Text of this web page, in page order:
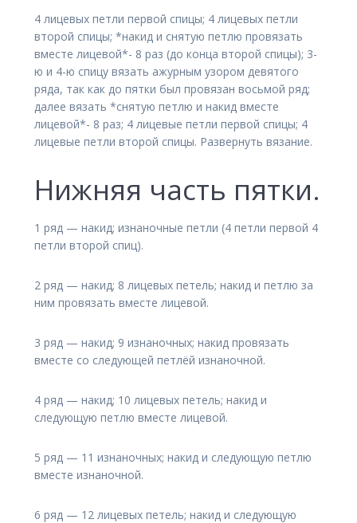
4 лицевых петли первой спицы; 4 лицевых петли
второй спицы; *накид и снятую петлю провязать
вместе лицевой*- 8 раз (до конца второй спицы); 3-
ю и 4-ю спицу вязать ажурным узором девятого
ряда, так как до пятки был провязан восьмой ряд;
далее вязать *снятую петлю и накид вместе
лицевой*- 8 раз; 4 лицевые петли первой спицы; 4
лицевые петли второй спицы. Развернуть вязание.
Нижняя часть пятки.
1 ряд — накид; изнаночные петли (4 петли первой 4
петли второй спиц).
2 ряд — накид; 8 лицевых петель; накид и петлю за
ним провязать вместе лицевой.
3 ряд — накид; 9 изнаночных; накид провязать
вместе со следующей петлёй изнаночной.
4 ряд — накид; 10 лицевых петель; накид и
следующую петлю вместе лицевой.
5 ряд — 11 изнаночных; накид и следующую петлю
вместе изнаночной.
6 ряд — 12 лицевых петель; накид и следующую